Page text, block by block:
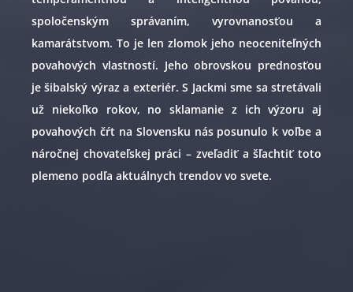
spoločenským správaním, vyrovnanosťou a
kamarátstvom. To je len zlomok jeho neoceniteľných
povahových vlastností. Jeho obrovskou prednosťou
je šibalský výraz a exteriér. S Jackmi sme sa stretávali
už niekoľko rokov, no sklamanie z ich výzoru aj
povahových čŕt na Slovensku nás posunulo k voľbe a
náročnej chovateľskej práci – zveľadiť a šľachtiť toto
plemeno podľa aktuálnych trendov vo svete.